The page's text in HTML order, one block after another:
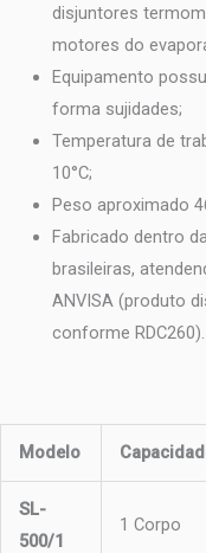
disjuntores
motores do
Equipamento
forma sujidades;
Temperatura de
10°C;
Peso aproximado
Fabricado dentro
brasileiras,
ANVISA (produto
conforme RDC260).
Modelo
SL-
500/1
1 Corpo